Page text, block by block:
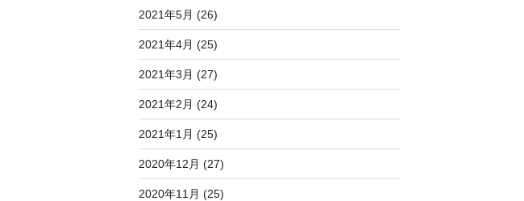
2021年5月 (26)
2021年4月 (25)
2021年3月 (27)
2021年2月 (24)
2021年1月 (25)
2020年12月 (27)
2020年11月 (25)